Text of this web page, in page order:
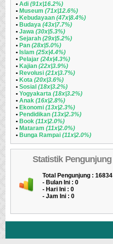
• Adi (91x|16.2%)
• Museum (71x|12.6%)
• Kebudayaan (47x|8.4%)
• Budaya (43x|7.7%)
• Jawa (30x|5.3%)
• Sejarah (29x|5.2%)
• Pan (28x|5.0%)
• Islam (25x|4.4%)
• Pelajar (24x|4.3%)
• Kajian (22x|3.9%)
• Revolusi (21x|3.7%)
• Kota (20x|3.6%)
• Sosial (18x|3.2%)
• Yogyakarta (18x|3.2%)
• Anak (16x|2.8%)
• Ekonomi (13x|2.3%)
• Pendidikan (13x|2.3%)
• Book (11x|2.0%)
• Mataram (11x|2.0%)
• Bunga Rampai (11x|2.0%)
Statistik Pengunjung
Total Pengunjung : 16834
- Bulan Ini : 0
- Hari Ini : 0
- Jam Ini : 0